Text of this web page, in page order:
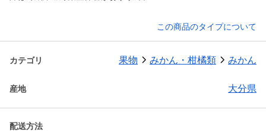
この商品のタイプについて
カテゴリ 果物 みかん・柑橘類 みかん
産地 大分県
配送方法